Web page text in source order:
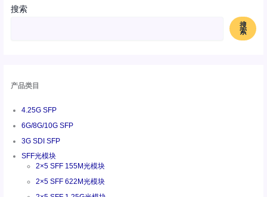
搜索
搜
索
产品类目
4.25G SFP
6G/8G/10G SFP
3G SDI SFP
SFF光模块
2×5 SFF 155M光模块
2×5 SFF 622M光模块